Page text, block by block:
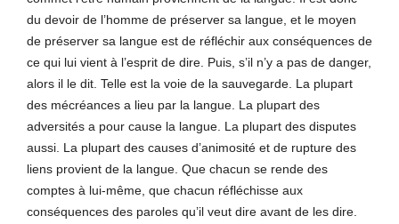
du devoir de l’homme de préserver sa langue, et le moyen
de préserver sa langue est de réfléchir aux conséquences de
ce qui lui vient à l’esprit de dire. Puis, s’il n’y a pas de danger,
alors il le dit. Telle est la voie de la sauvegarde. La plupart
des mécréances a lieu par la langue. La plupart des
adversités a pour cause la langue. La plupart des disputes
aussi. La plupart des causes d’animosité et de rupture des
liens provient de la langue. Que chacun se rende des
comptes à lui-même, que chacun réfléchisse aux
conséquences des paroles qu’il veut dire avant de les dire.